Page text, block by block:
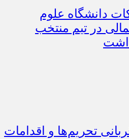
دانشگاه علوم
در تیم منتخب
تحریم‌ها و اقدامات